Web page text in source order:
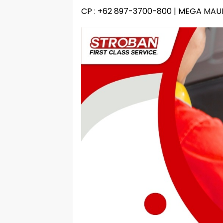
CP : +62 897-3700-800 | MEGA